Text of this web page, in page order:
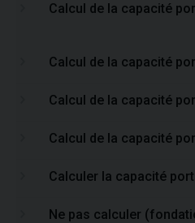
Calcul de la capacité
Calcul de la capacité
Calcul de la capacité
Calcul de la capacité
Calculer la capacité
Ne pas calculer